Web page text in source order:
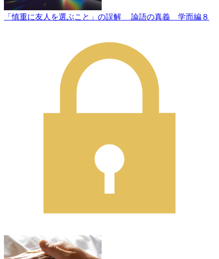
「慎重に友人を選ぶこと」の誤解 論語の真義 学而編８